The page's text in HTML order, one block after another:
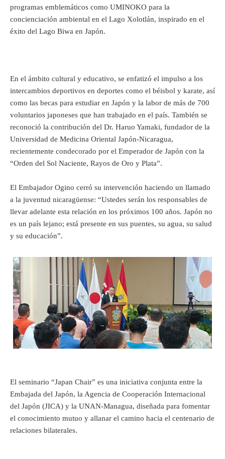
programas emblemáticos como UMINOKO para la
concienciación ambiental en el Lago Xolotlán, inspirado en el
éxito del Lago Biwa en Japón.
En el ámbito cultural y educativo, se enfatizó el impulso a los
intercambios deportivos en deportes como el béisbol y karate, así
como las becas para estudiar en Japón y la labor de más de 700
voluntarios japoneses que han trabajado en el país. También se
reconoció la contribución del Dr. Haruo Yamaki, fundador de la
Universidad de Medicina Oriental Japón-Nicaragua,
recientemente condecorado por el Emperador de Japón con la
“Orden del Sol Naciente, Rayos de Oro y Plata”.
El Embajador Ogino cerró su intervención haciendo un llamado
a la juventud nicaragüense: “Ustedes serán los responsables de
llevar adelante esta relación en los próximos 100 años. Japón no
es un país lejano; está presente en sus puentes, su agua, su salud
y su educación”.
El seminario “Japan Chair” es una iniciativa conjunta entre la
Embajada del Japón, la Agencia de Cooperación Internacional
del Japón (JICA) y la UNAN-Managua, diseñada para fomentar
el conocimiento mutuo y allanar el camino hacia el centenario de
relaciones bilaterales.